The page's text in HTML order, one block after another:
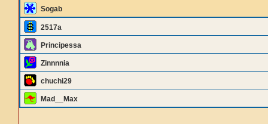
Sogab
2517a
Principessa
Zinnnnia
chuchi29
Mad__Max